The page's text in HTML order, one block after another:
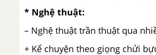
* Nghệ thuật:
– Nghệ thuật trần thuật qua
+ Kể chuyện theo giọng chửi